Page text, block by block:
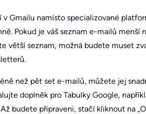
Gmailu namísto specializované
Pokud je váš seznam e-mailů menší
větší seznam, možná budete muset
než pět set e-mailů, můžete jej
doplněk pro Tabulky Google,
budete připraveni, stačí kliknout na